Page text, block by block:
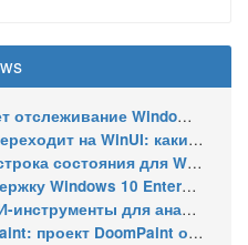
глобальному идентификатору устройства
системные элементы обновит Microsoft
виджетами и поддержкой нескольких мониторов
2027 года. ESU продлят обновления до января 2030 года
Windows: ETW MCP и WPA MCP
от технического директора Microsoft Azure